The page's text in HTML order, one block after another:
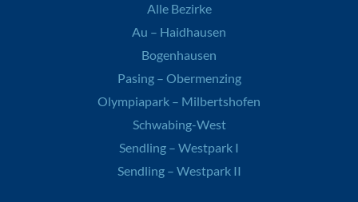
Alle Bezirke
Au – Haidhausen
Bogenhausen
Pasing – Obermenzing
Olympiapark – Milbertshofen
Schwabing-West
Sendling – Westpark I
Sendling – Westpark II